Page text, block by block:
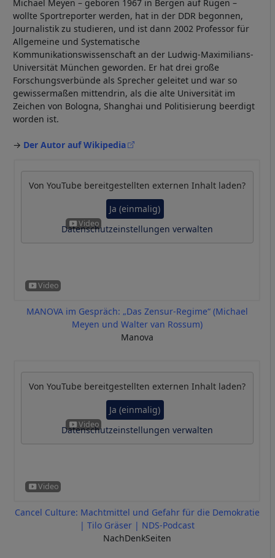
Michael Meyen – geboren 1967 in Bergen auf Rügen –
wollte Sportreporter werden, hat in der DDR begonnen,
Journalistik zu studieren, und ist dann 2002 Professor für
Allgemeine und Systematische
Kommunikationswissenschaft an der Ludwig-Maximilians-
Universität München geworden. Er hat drei große
Forschungsverbünde als Sprecher geleitet und war so
gewissermaßen mittendrin, als die alte Universität im
Zeichen von Bologna, Shanghai und Politisierung beerdigt
worden ist.
→ Der Autor auf Wikipedia
Von YouTube bereitgestellten externen Inhalt laden?
Ja (einmalig)
Datenschutzeinstellungen verwalten
MANOVA im Gespräch: „Das Zensur-Regime“ (Michael
Meyen und Walter van Rossum)
Manova
Von YouTube bereitgestellten externen Inhalt laden?
Ja (einmalig)
Datenschutzeinstellungen verwalten
Cancel Culture: Machtmittel und Gefahr für die Demokratie
| Tilo Gräser | NDS-Podcast
NachDenkSeiten